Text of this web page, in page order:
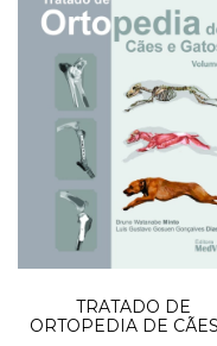
TRATADO DE
ORTOPEDIA DE